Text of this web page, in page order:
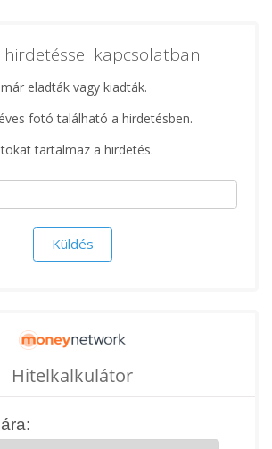
hirdetéssel kapcsolatban
eladták vagy kiadták.
fotó található a hirdetésben.
tartalmaz a hirdetés.